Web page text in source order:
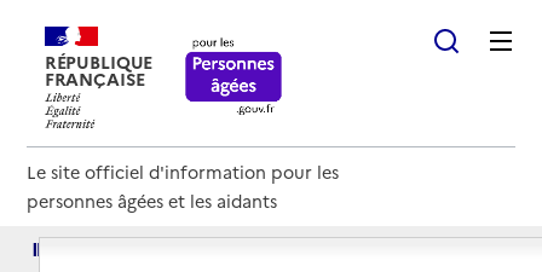
RÉPUBLIQUE
FRANÇAISE
Le site officiel d'information pour les
personnes âgées et les aidants